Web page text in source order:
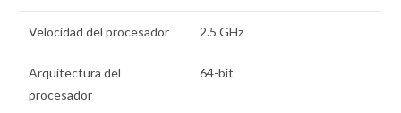
Velocidad del procesador 2.5 GHz
Arquitectura del
procesador
64-bit